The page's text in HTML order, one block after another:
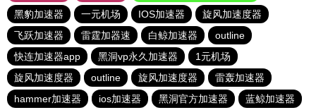
黑豹加速器
一元机场 IOS加速器
旋风加速度器
飞跃加速器
雷霆加器速 白鲸加速器
outline
快连加速器app
黑洞vp永久加速器
1元机场
旋风加速度器
outline 旋风加速度器
雷轰加速器
hammer加速器
ios加速器 黑洞官方加速器
蓝鲸加速器